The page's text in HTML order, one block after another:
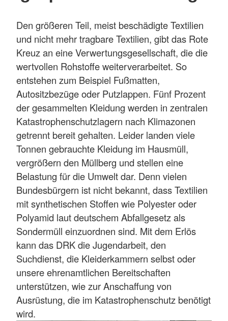
Den größeren Teil, meist beschädigte Textilien
und nicht mehr tragbare Textilien, gibt das Rote
Kreuz an eine Verwertungsgesellschaft, die die
wertvollen Rohstoffe weiterverarbeitet. So
entstehen zum Beispiel Fußmatten,
Autositzbezüge oder Putzlappen. Fünf Prozent
der gesammelten Kleidung werden in zentralen
Katastrophenschutzlagern nach Klimazonen
getrennt bereit gehalten. Leider landen viele
Tonnen gebrauchte Kleidung im Hausmüll,
vergrößern den Müllberg und stellen eine
Belastung für die Umwelt dar. Denn vielen
Bundesbürgern ist nicht bekannt, dass Textilien
mit synthetischen Stoffen wie Polyester oder
Polyamid laut deutschem Abfallgesetz als
Sondermüll einzuordnen sind. Mit dem Erlös
kann das DRK die Jugendarbeit, den
Suchdienst, die Kleiderkammern selbst oder
unsere ehrenamtlichen Bereitschaften
unterstützen, wie zur Anschaffung von
Ausrüstung, die im Katastrophenschutz benötigt
wird.